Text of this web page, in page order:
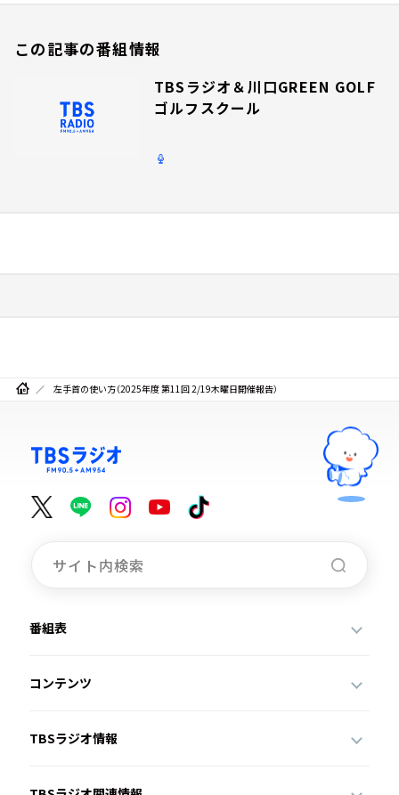
この記事の番組情報
TBSラジオ＆川口GREEN GOLF
ゴルフスクール
左手首の使い方（2025年度 第11回 2/19木曜日開催報告）
番組表
コンテンツ
TBSラジオ情報